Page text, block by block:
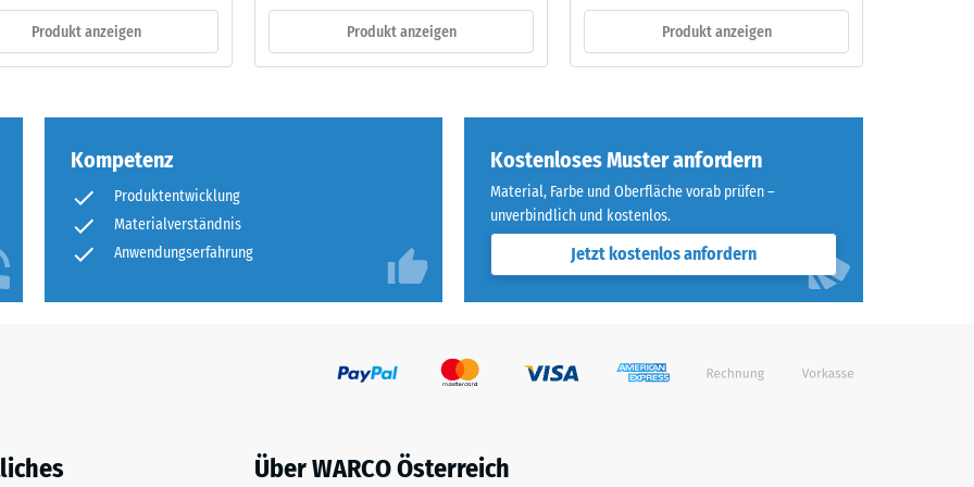
Produkt anzeigen Produkt anzeigen Produkt anzeigen
Kompetenz
Produktentwicklung
Materialverständnis
Anwendungserfahrung
Kostenloses Muster anfordern
Material, Farbe und Oberfläche vorab prüfen –
unverbindlich und kostenlos.
Jetzt kostenlos anfordern
Über WARCO Österreich